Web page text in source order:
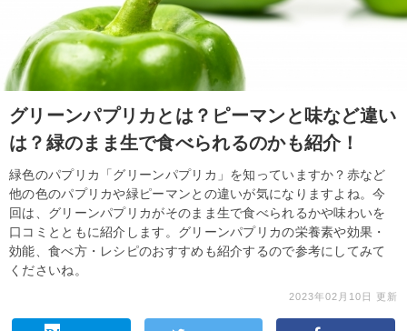
グリーンパプリカとは？ピーマンと味など違い
は？緑のまま生で食べられるのかも紹介！
緑色のパプリカ「グリーンパプリカ」を知っていますか？赤など
他の色のパプリカや緑ピーマンとの違いが気になりますよね。今
回は、グリーンパプリカがそのまま生で食べられるかや味わいを
口コミとともに紹介します。グリーンパプリカの栄養素や効果・
効能、食べ方・レシピのおすすめも紹介するので参考にしてみて
くださいね。
2023年02月10日 更新